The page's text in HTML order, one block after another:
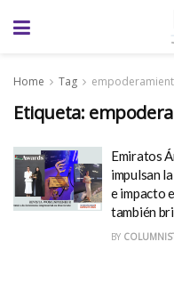
Home Tag
Etiqueta:
Emiratos
impulsan
e impacto
también
BY